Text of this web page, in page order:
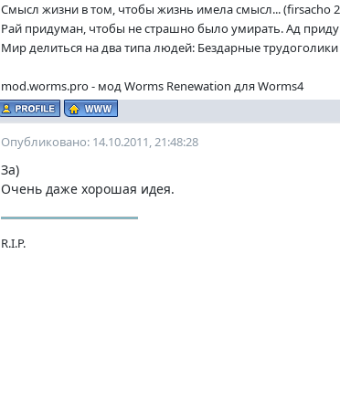
Смысл жизни в том, чтобы жизнь имела смысл... (firsacho
Рай придуман, чтобы не страшно было умирать. Ад
Мир делиться на два типа людей: Бездарные
mod.worms.pro - мод Worms Renewation для Worms4
Опубликовано: 14.10.2011, 21:48:28
За)
Очень даже хорошая идея.
R.I.P.